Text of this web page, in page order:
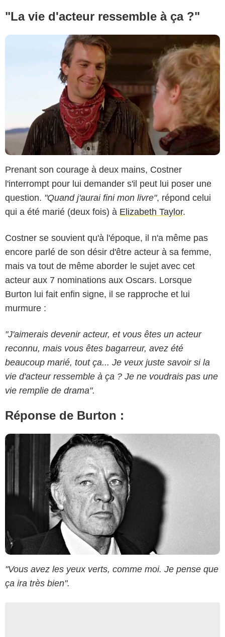
"La vie d'acteur ressemble à ça ?"
Prenant son courage à deux mains, Costner
l'interrompt pour lui demander s'il peut lui poser une
question. "Quand j'aurai fini mon livre", répond celui
qui a été marié (deux fois) à Elizabeth Taylor.
Costner se souvient qu'à l'époque, il n'a même pas
encore parlé de son désir d'être acteur à sa femme,
mais va tout de même aborder le sujet avec cet
acteur aux 7 nominations aux Oscars. Lorsque
Burton lui fait enfin signe, il se rapproche et lui
murmure :
"J'aimerais devenir acteur, et vous êtes un acteur
reconnu, mais vous êtes bagarreur, avez été
beaucoup marié, tout ça... Je veux juste savoir si la
vie d'acteur ressemble à ça ? Je ne voudrais pas une
vie remplie de drama".
Réponse de Burton :
"Vous avez les yeux verts, comme moi. Je pense que
ça ira très bien".